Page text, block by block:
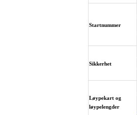
Startnummer
Sikkerhet
Løypekart og
løypelengder